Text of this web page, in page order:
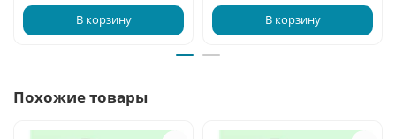
В корзину В корзину
Похожие товары